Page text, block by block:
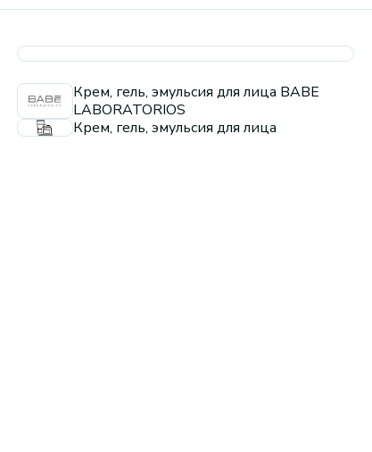
Крем, гель, эмульсия для лица BABE
LABORATORIOS
Крем, гель, эмульсия для лица